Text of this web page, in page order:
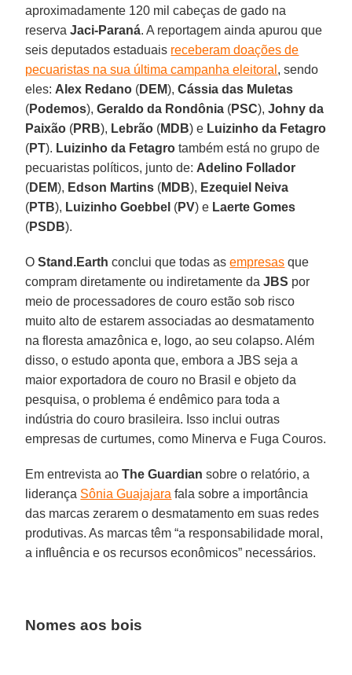
aproximadamente 120 mil cabeças de gado na
reservaJaci-Paraná. A reportagem ainda apurou que
seis deputados estaduais receberam doações de
pecuaristas na sua última campanha eleitoral , sendo
eles: Alex Redano (DEM),Cássia das Muletas
(Podemos),Geraldo da Rondônia (PSC),Johny da
Paixão (PRB), Lebrão (MDB) e Luizinho da Fetagro
(PT). Luizinho da Fetagro também está no grupo de
pecuaristas políticos, junto de: Adelino Follador
(DEM), Edson Martins (MDB), Ezequiel Neiva
(PTB), Luizinho Goebbel (PV) e Laerte Gomes
(PSDB).
OStand.Earth conclui que todas asempresas que
compram diretamente ou indiretamente daJBS por
meio de processadores de couro estão sob risco
muito alto de estarem associadas ao desmatamento
na floresta amazônica e, logo, ao seu colapso. Além
disso, o estudo aponta que, embora a JBS seja a
maior exportadora de couro no Brasil e objeto da
pesquisa, o problema é endêmico para toda a
indústria do couro brasileira. Isso inclui outras
empresas de curtumes, como Minerva e Fuga Couros.
Em entrevista aoThe Guardian sobre o relatório, a
liderança Sônia Guajajara fala sobre a importância
das marcas zerarem o desmatamento em suas redes
produtivas. As marcas têm “a responsabilidade moral,
a influência e os recursos econômicos” necessários.
Nomes aos bois